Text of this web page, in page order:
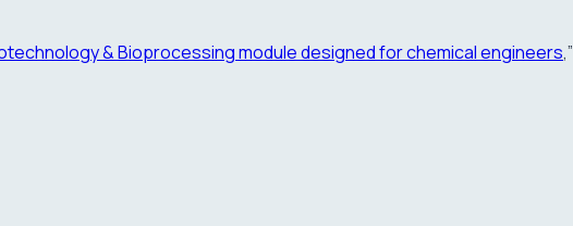
& Bioprocessing module designed for chemical engineers,”